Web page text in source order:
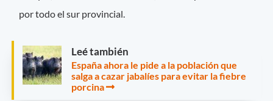
por todo el sur provincial.
Leé también
España ahora le pide a la población que
salga a cazar jabalíes para evitar la fiebre
porcina